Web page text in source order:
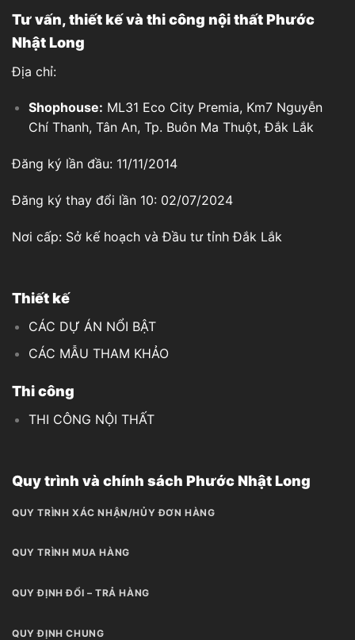
Tư vấn, thiết kế và thi công nội thất Phước
Nhật Long
Địa chỉ:
Shophouse: ML31 Eco City Premia, Km7 Nguyễn
Chí Thanh, Tân An, Tp. Buôn Ma Thuột, Đắk Lắk
Đăng ký lần đầu: 11/11/2014
Đăng ký thay đổi lần 10: 02/07/2024
Nơi cấp: Sở kế hoạch và Đầu tư tỉnh Đắk Lắk
Thiết kế
CÁC DỰ ÁN NỔI BẬT
CÁC MẪU THAM KHẢO
Thi công
THI CÔNG NỘI THẤT
Quy trình và chính sách Phước Nhật Long
QUY TRÌNH XÁC NHẬN/HỦY ĐƠN HÀNG
QUY TRÌNH MUA HÀNG
QUY ĐỊNH ĐỔI – TRẢ HÀNG
QUY ĐỊNH CHUNG